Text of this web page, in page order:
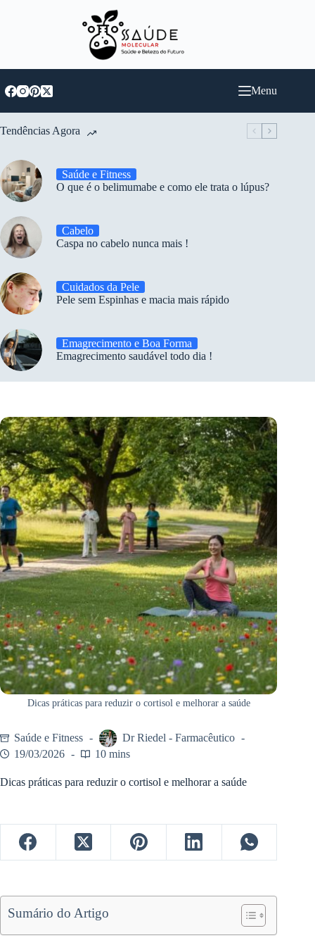
Menu
Tendências Agora
Saúde e Fitness
O que é o belimumabe e como ele trata o lúpus?
Cabelo
Caspa no cabelo nunca mais !
Cuidados da Pele
Pele sem Espinhas e macia mais rápido
Emagrecimento e Boa Forma
Emagrecimento saudável todo dia !
Dicas práticas para reduzir o cortisol e melhorar a saúde
Saúde e Fitness
Dr Riedel - Farmacêutico
19/03/2026
10 mins
Dicas práticas para reduzir o cortisol e melhorar a saúde
Sumário do Artigo